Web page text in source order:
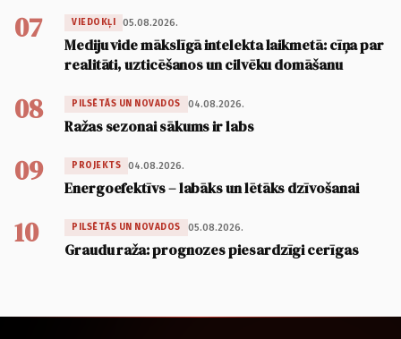
07 VIEDOKĻI 05.08.2026.
Mediju vide mākslīgā intelekta laikmetā: cīņa par
realitāti, uzticēšanos un cilvēku domāšanu
08 PILSĒTĀS UN NOVADOS 04.08.2026.
Ražas sezonai sākums ir labs
09 PROJEKTS 04.08.2026.
Energoefektīvs – labāks un lētāks dzīvošanai
10 PILSĒTĀS UN NOVADOS 05.08.2026.
Graudu raža: prognozes piesardzīgi cerīgas